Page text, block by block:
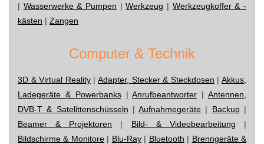
| Wasserwerke & Pumpen |Werkzeug | Werkzeugkoffer & -
kästen | Zangen
Computer & Technik
3D & Virtual Reality|Adapter, Stecker & Steckdosen |Akkus,
Ladegeräte & Powerbanks|Anrufbeantworter |Antennen,
DVB-T & Satelittenschüsseln |Aufnahmegeräte | Backup|
Beamer & Projektoren | Bild- & Videobearbeitung |
Bildschirme & Monitore| Blu-Ray| Bluetooth | Brenngeräte &